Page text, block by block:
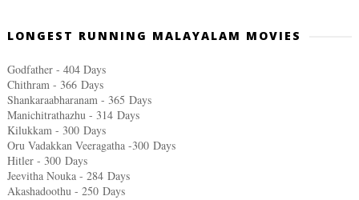
LONGEST RUNNING MALAYALAM MOVIES
Godfather - 404 Days
Chithram - 366 Days
Shankaraabharanam - 365 Days
Manichitrathazhu - 314 Days
Kilukkam - 300 Days
Oru Vadakkan Veeragatha -300 Days
Hitler - 300 Days
Jeevitha Nouka - 284 Days
Akashadoothu - 250 Days